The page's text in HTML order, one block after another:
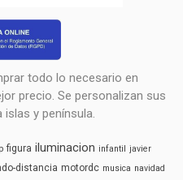
todo lo necesario en
precio. Se personalizan sus
y península.
figura iluminacion infantil javier
distancia motordc musica navidad